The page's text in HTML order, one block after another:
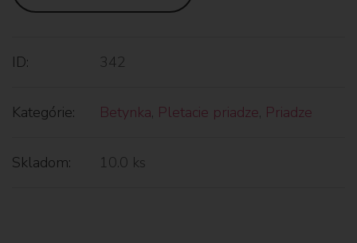
ID: 342
Kategórie: Betynka, Pletacie priadze, Priadze
Skladom: 10.0 ks